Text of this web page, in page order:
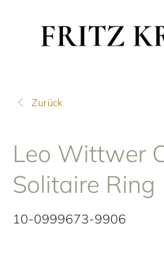
Zurück
Leo Wittwer
Solitaire Ring
10-0999673-9906